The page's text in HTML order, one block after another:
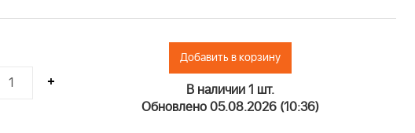
+
Добавить в корзину
В наличии 1 шт.
Обновлено 05.08.2026 (10:36)